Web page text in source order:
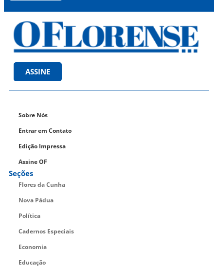
ASSINE
Sobre Nós
Entrar em Contato
Edição Impressa
Assine OF
Seções
Flores da Cunha
Nova Pádua
Política
Cadernos Especiais
Economia
Educação